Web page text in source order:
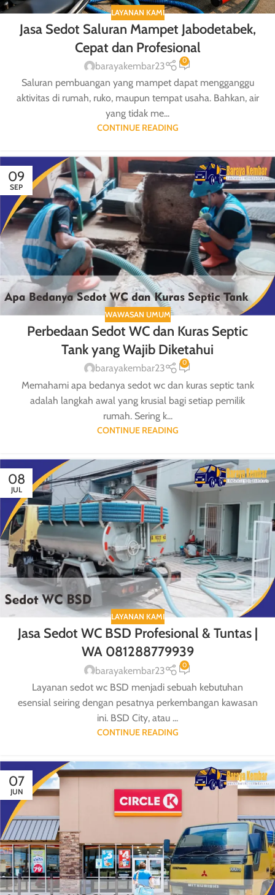
LAYANAN KAMI
Jasa Sedot Saluran Mampet Jabodetabek,
Cepat dan Profesional
barayakembar23 0
Saluran pembuangan yang mampet dapat mengganggu
aktivitas di rumah, ruko, maupun tempat usaha. Bahkan, air
yang tidak me...
CONTINUE READING
09
SEP
WAWASAN UMUM
Perbedaan Sedot WC dan Kuras Septic
Tank yang Wajib Diketahui
barayakembar23 0
Memahami apa bedanya sedot wc dan kuras septic tank
adalah langkah awal yang krusial bagi setiap pemilik
rumah. Sering k...
CONTINUE READING
08
JUL
LAYANAN KAMI
Jasa Sedot WC BSD Profesional & Tuntas |
WA 081288779939
barayakembar23 0
Layanan sedot wc BSD menjadi sebuah kebutuhan
esensial seiring dengan pesatnya perkembangan kawasan
ini. BSD City, atau ...
CONTINUE READING
07
JUN